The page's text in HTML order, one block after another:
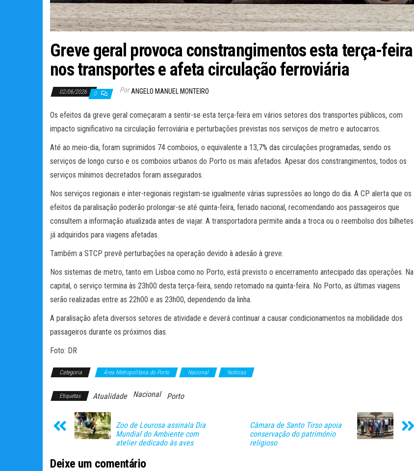
Greve geral provoca constrangimentos esta terça-feira
nos transportes e afeta circulação ferroviária
02/06/2026 0 Por ANGELO MANUEL MONTEIRO
Os efeitos da greve geral começaram a sentir-se esta terça-feira em vários setores dos transportes públicos, com
impacto significativo na circulação ferroviária e perturbações previstas nos serviços de metro e autocarros.
Até ao meio-dia, foram suprimidos 74 comboios, o equivalente a 13,7% das circulações programadas, sendo os
serviços de longo curso e os comboios urbanos do Porto os mais afetados. Apesar dos constrangimentos, todos os
serviços mínimos decretados foram assegurados.
Nos serviços regionais e inter-regionais registam-se igualmente várias supressões ao longo do dia. A CP alerta que os
efeitos da paralisação poderão prolongar-se até quinta-feira, feriado nacional, recomendando aos passageiros que
consultem a informação atualizada antes de viajar. A transportadora permite ainda a troca ou o reembolso dos bilhetes
já adquiridos para viagens afetadas.
Também a STCP prevê perturbações na operação devido à adesão à greve.
Nos sistemas de metro, tanto em Lisboa como no Porto, está previsto o encerramento antecipado das operações. Na
capital, o serviço termina às 23h00 desta terça-feira, sendo retomado na quinta-feira. No Porto, as últimas viagens
serão realizadas entre as 22h00 e as 23h00, dependendo da linha.
A paralisação afeta diversos setores de atividade e deverá continuar a causar condicionamentos na mobilidade dos
passageiros durante os próximos dias.
Foto: DR
Categoria Área Metropolitana do Porto Nacional Notícias
Etiquetas Atualidade Nacional Porto
Zoo de Lourosa assinala Dia
Mundial do Ambiente com
atelier dedicado às aves
Câmara de Santo Tirso apoia
conservação do património
religioso
Deixe um comentário